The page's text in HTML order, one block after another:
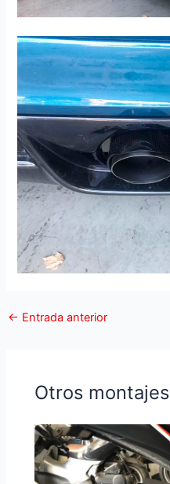
← Entrada anterior
Otros montajes